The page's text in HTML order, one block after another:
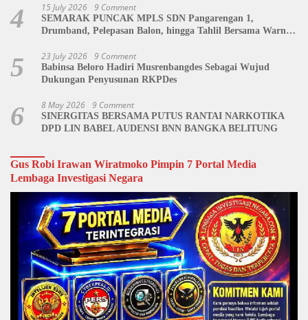
4 15 July 2026 9 Comment
SEMARAK PUNCAK MPLS SDN Pangarengan 1,
Drumband, Pelepasan Balon, hingga Tahlil Bersama Warnai
5 23 July 2026 9 Comment
Babinsa Beloro Hadiri Musrenbangdes Sebagai Wujud
Dukungan Penyusunan RKPDes
6 8 May 2026 9 Comment
SINERGITAS BERSAMA PUTUS RANTAI NARKOTIKA
DPD LIN BABEL AUDENSI BNN BANGKA BELITUNG
Gus Robi Irawan Wiratmoko Pimpin 7 Portal Media
Lembaga Investigasi Negara
Video
Player